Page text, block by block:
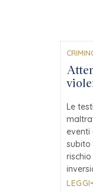
Le
eventi
subito
LEGGI